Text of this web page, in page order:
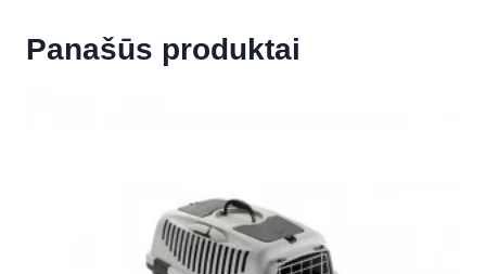
Panašūs produktai